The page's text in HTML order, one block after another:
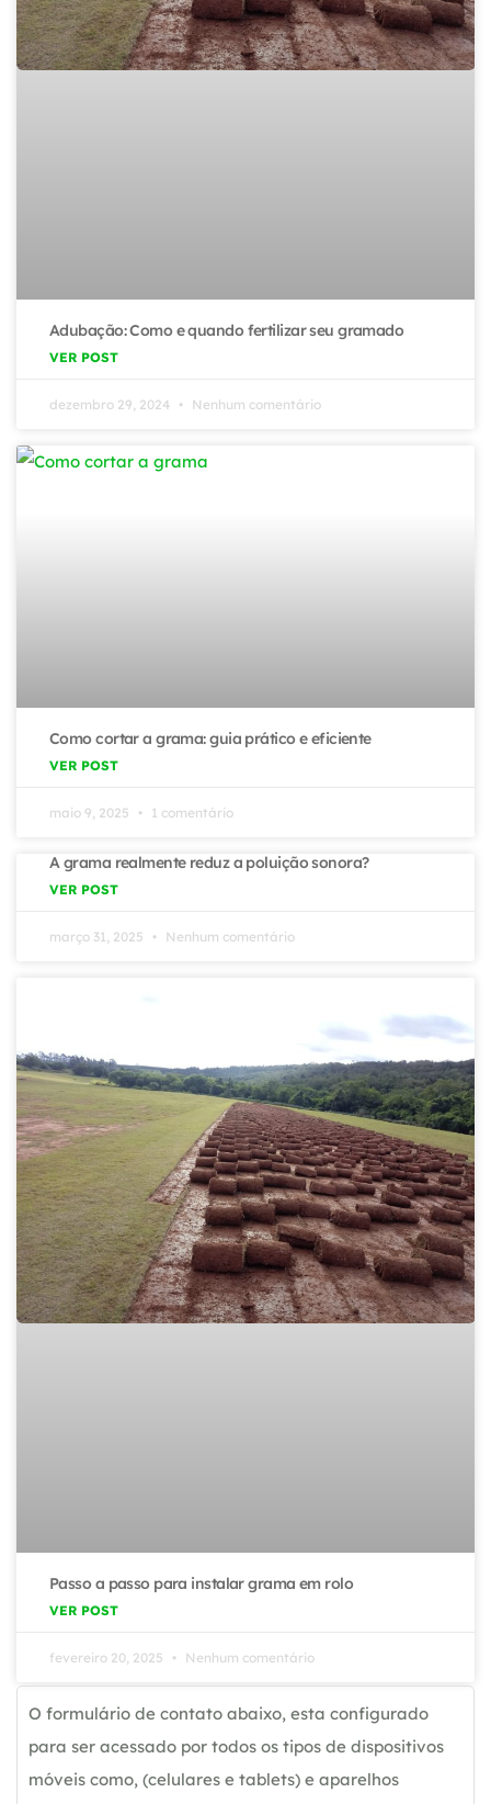
Adubação: Como e quando fertilizar seu gramado
VER POST
dezembro 29, 2024 Nenhum comentário
Como cortar a grama: guia prático e eficiente
VER POST
maio 9, 2025 1 comentário
A grama realmente reduz a poluição sonora?
VER POST
março 31, 2025 Nenhum comentário
Passo a passo para instalar grama em rolo
VER POST
fevereiro 20, 2025 Nenhum comentário
O formulário de contato abaixo, esta configurado
para ser acessado por todos os tipos de dispositivos
móveis como, (celulares e tablets) e aparelhos